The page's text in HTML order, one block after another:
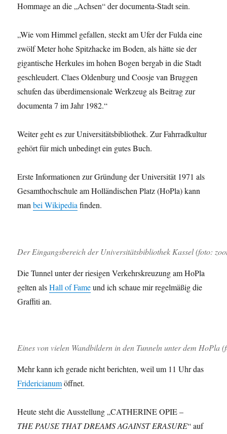
Hommage an die „Achsen“ der documenta-Stadt sein.
„Wie vom Himmel gefallen, steckt am Ufer der Fulda eine
zwölf Meter hohe Spitzhacke im Boden, als hätte sie der
gigantische Herkules im hohen Bogen bergab in die Stadt
geschleudert. Claes Oldenburg und Coosje van Bruggen
schufen das überdimensionale Werkzeug als Beitrag zur
documenta 7 im Jahr 1982.“
Weiter geht es zur Universitätsbibliothek. Zur Fahrradkultur
gehört für mich unbedingt ein gutes Buch.
Erste Informationen zur Gründung der Universität 1971 als
Gesamthochschule am Holländischen Platz (HoPla) kann
manbei Wikipediafinden.
Der Eingangsbereich der Universitätsbibliothek Kassel (foto:
Die Tunnel unter der riesigen Verkehrskreuzung am HoPla
gelten alsHall of Fameund ich schaue mir regelmäßig die
Graffiti an.
Eines von vielen Wandbildern in den Tunneln unter dem HoPla
Mehr kann ich gerade nicht berichten, weil um 11 Uhr das
Fridericianumöffnet.
Heute steht die Ausstellung „CATHERINE OPIE –
THE PAUSE THAT DREAMS AGAINST ERASURE“ auf